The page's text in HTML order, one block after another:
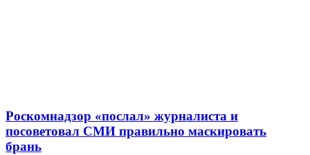
Роскомнадзор «послал» журналиста и
посоветовал СМИ правильно маскировать
брань